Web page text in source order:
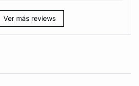
Ver más reviews